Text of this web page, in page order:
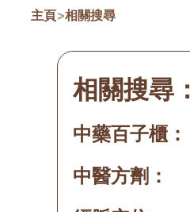
主頁>相關搜尋
相關搜尋：
中藥百子櫃：
中醫方劑：